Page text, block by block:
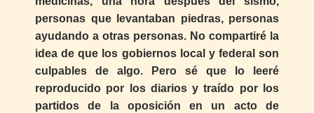
personas que levantaban piedras, personas
ayudando a otras personas. No compartiré la
idea de que los gobiernos local y federal son
culpables de algo. Pero sé que lo leeré
reproducido por los diarios y traído por los
partidos de la oposición en un acto de